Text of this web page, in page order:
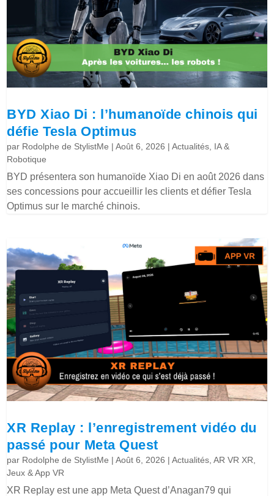
BYD Xiao Di : l’humanoïde chinois qui
défie Tesla Optimus
par Rodolphe de StylistMe |Août 6, 2026 |Actualités IA &
Robotique
BYD présentera son humanoïde Xiao Di en août 2026 dans
ses concessions pour accueillir les clients et défier Tesla
Optimus sur le marché chinois.
XR Replay : l’enregistrement vidéo du
passé pour Meta Quest
par Rodolphe de StylistMe |Août 6, 2026 |Actualités ,AR VR XR
Jeux & App VR
XR Replay est une app Meta Quest d’Anagan79 qui